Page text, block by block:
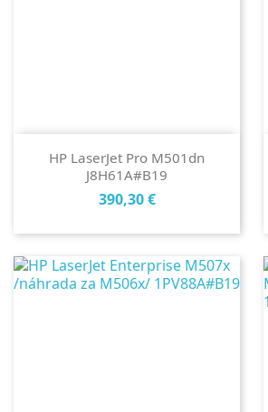
HP LaserJet Pro M501dn
J8H61A#B19
Cena
390,30 €